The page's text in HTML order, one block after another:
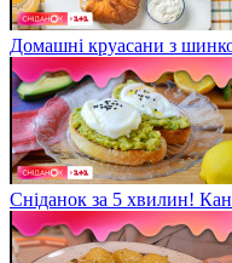
Домашні круасани з
Сніданок за 5 хвилин!